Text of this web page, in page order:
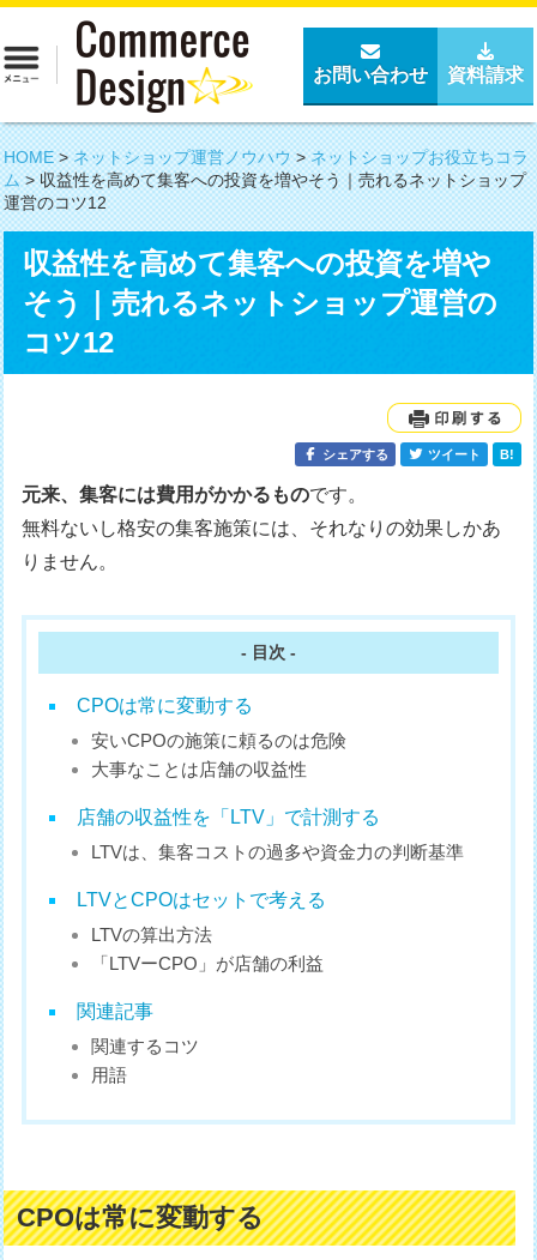
お問い合わせ 資料請求
HOME>ネットショップ運営ノウハウ>ネットショップお役立ちコラ
ム>収益性を高めて集客への投資を増やそう｜売れるネットショップ
運営のコツ12
収益性を高めて集客への投資を増や
そう｜売れるネットショップ運営の
コツ12
シェアする ツイート B!
元来、集客には費用がかかるものです。
無料ないし格安の集客施策には、それなりの効果しかあ
りません。
- 目次 -
CPOは常に変動する
安いCPOの施策に頼るのは危険
大事なことは店舗の収益性
店舗の収益性を「LTV」で計測する
LTVは、集客コストの過多や資金力の判断基準
LTVとCPOはセットで考える
LTVの算出方法
「LTVーCPO」が店舗の利益
関連記事
関連するコツ
用語
CPOは常に変動する